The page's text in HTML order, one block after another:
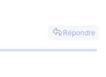
Répondre